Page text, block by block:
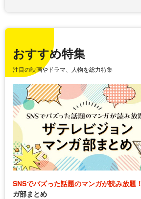
おすすめ特集
注目の映画やドラマ、人物を総力特集
SNSでバズった話題のマンガが読み放題！
ガ部まとめ